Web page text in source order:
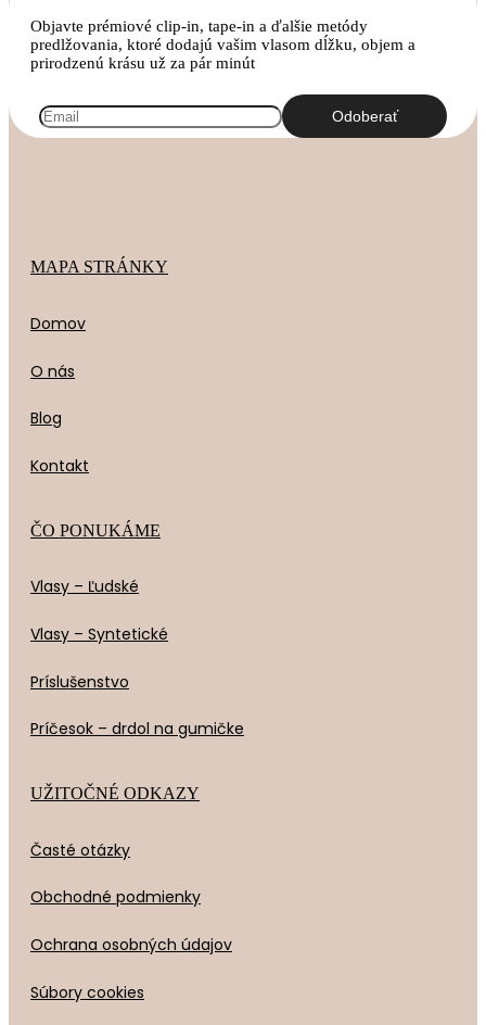
Objavte prémiové clip-in, tape-in a ďalšie metódy
predlžovania, ktoré dodajú vašim vlasom dĺžku, objem a
prirodzenú krásu už za pár minút
MAPA STRÁNKY
Domov
O nás
Blog
Kontakt
ČO PONUKÁME
Vlasy – Ľudské
Vlasy – Syntetické
Príslušenstvo
Príčesok – drdol na gumičke
UŽITOČNÉ ODKAZY
Časté otázky
Obchodné podmienky
Ochrana osobných údajov
Súbory cookies